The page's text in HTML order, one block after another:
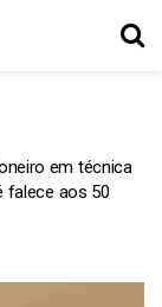
em técnica
falece aos 50